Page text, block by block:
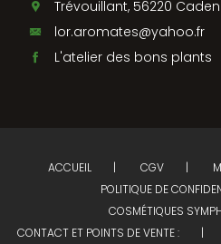
Trévouillant, 56220 Caden
lor.aromates@yahoo.fr
L'atelier des bons plants
ACCUEIL CGV
POLITIQUE DE
COSMÉTIQUES
CONTACT ET POINTS DE VENTE :